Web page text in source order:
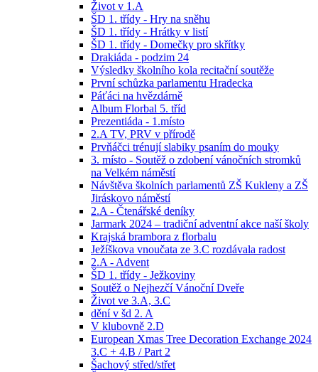
Život v 1.A
ŠD 1. třídy - Hry na sněhu
ŠD 1. třídy - Hrátky v listí
ŠD 1. třídy - Domečky pro skřítky
Drakiáda - podzim 24
Výsledky školního kola recitační soutěže
První schůzka parlamentu Hradecka
Páťáci na hvězdárně
Album Florbal 5. tříd
Prezentiáda - 1.místo
2.A TV, PRV v přírodě
Prvňáčci trénují slabiky psaním do mouky
3. místo - Soutěž o zdobení vánočních stromků
na Velkém náměstí
Návštěva školních parlamentů ZŠ Kukleny a ZŠ
Jiráskovo náměstí
2.A - Čtenářské deníky
Jarmark 2024 – tradiční adventní akce naší školy
Krajská brambora z florbalu
Ježíškova vnoučata ze 3.C rozdávala radost
2.A - Advent
ŠD 1. třídy - Ježkoviny
Soutěž o Nejhezčí Vánoční Dveře
Život ve 3.A, 3.C
dění v šd 2. A
V klubovně 2.D
European Xmas Tree Decoration Exchange 2024
3.C + 4.B / Part 2
Šachový střed/střet